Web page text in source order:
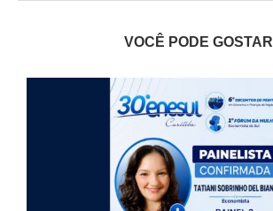
VOCÊ PODE GOSTAR